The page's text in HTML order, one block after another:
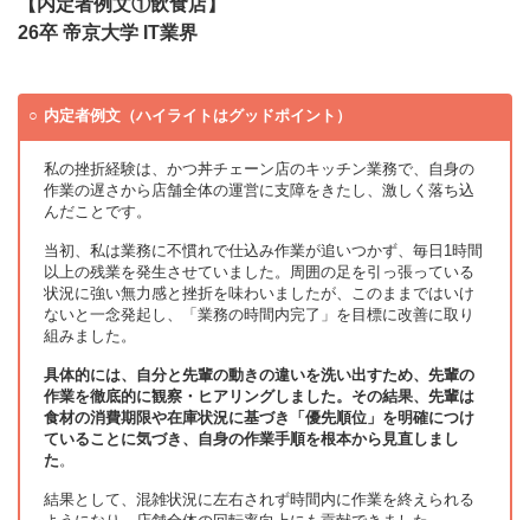
26卒 帝京大学 IT業界
内定者例文（ハイライトはグッドポイント）
私の挫折経験は、かつ丼チェーン店のキッチン業務で、自身の
作業の遅さから店舗全体の運営に支障をきたし、激しく落ち込
んだことです。
当初、私は業務に不慣れで仕込み作業が追いつかず、毎日1時間
以上の残業を発生させていました。周囲の足を引っ張っている
状況に強い無力感と挫折を味わいましたが、このままではいけ
ないと一念発起し、「業務の時間内完了」を目標に改善に取り
組みました。
具体的には、自分と先輩の動きの違いを洗い出すため、先輩の
作業を徹底的に観察・ヒアリングしました。その結果、先輩は
食材の消費期限や在庫状況に基づき「優先順位」を明確につけ
ていることに気づき、自身の作業手順を根本から見直しまし
た。
結果として、混雑状況に左右されず時間内に作業を終えられる